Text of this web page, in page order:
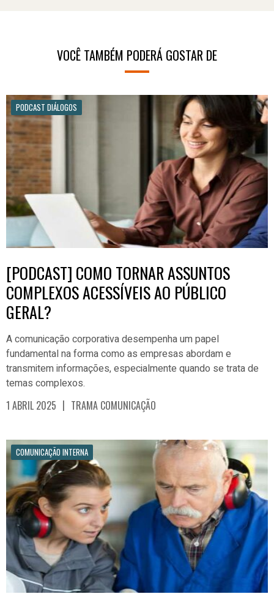
VOCÊ TAMBÉM PODERÁ GOSTAR DE
PODCAST DIÁLOGOS
[PODCAST] COMO TORNAR ASSUNTOS
COMPLEXOS ACESSÍVEIS AO PÚBLICO
GERAL?
A comunicação corporativa desempenha um papel
fundamental na forma como as empresas abordam e
transmitem informações, especialmente quando se trata de
temas complexos.
1 ABRIL 2025 | TRAMA COMUNICAÇÃO
COMUNICAÇÃO INTERNA